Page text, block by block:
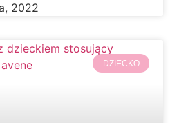
2022
DZIECKO